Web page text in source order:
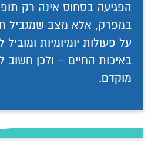
הפגיעה בסחוס אינה רק
במפרק, אלא מצב שמגביל
על פעולות יומיומיות
באיכות החיים – ולכן חשוב
מוקדם.